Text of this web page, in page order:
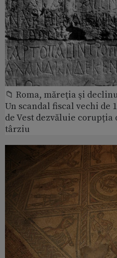
📁 Roma, măreţia şi
Un scandal fiscal vechi de
de Vest dezvăluie
târziu